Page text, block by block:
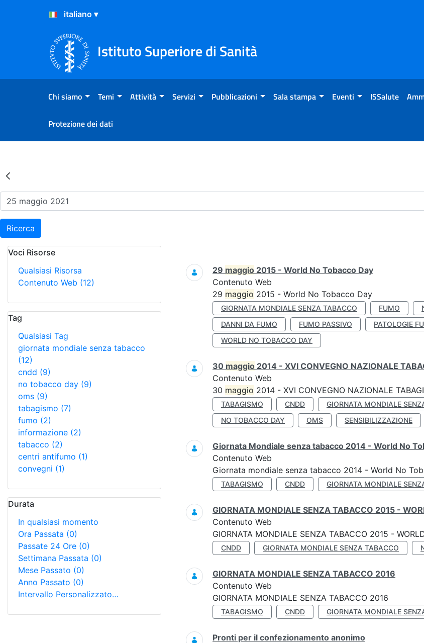
Salta al Contenuto
Salta al Footer
Istituto Superiore di Sanità
Chi siamo Temi Attività Servizi Pubblicazioni Sala stampa Eventi ISSalute
Protezione dei dati
Risultati della Ricerca - Eventi
Ricerca
Voci Risorse
Qualsiasi Risorsa
Contenuto Web (12)
Tag
Qualsiasi Tag
giornata mondiale senza tabacco
(12)
cndd (9)
no tobacco day (9)
oms (9)
tabagismo (7)
fumo (2)
informazione (2)
tabacco (2)
centri antifumo (1)
convegni (1)
Durata
In qualsiasi momento
Ora Passata (0)
Passate 24 Ore (0)
Settimana Passata (0)
Mese Passato (0)
Anno Passato (0)
Intervallo Personalizzato…
Ricerca
29 maggio 2015 - World No Tobacco Day
Contenuto Web
29 maggio 2015 - World No Tobacco Day
GIORNATA MONDIALE SENZA TABACCO FUMO
DANNI DA FUMO
FUMO PASSIVO PATOLOGIE
WORLD NO TOBACCO DAY
30 maggio 2014 - XVI CONVEGNO NAZIONALE
Contenuto Web
30 maggio 2014 - XVI CONVEGNO NAZIONALE
TABAGISMO CNDD GIORNATA MONDIALE
NO TOBACCO DAY
OMS SENSIBILIZZAZIONE
Giornata Mondiale senza tabacco 2014 - World No
Contenuto Web
Giornata mondiale senza tabacco 2014 - World No
TABAGISMO CNDD GIORNATA MONDIALE
GIORNATA MONDIALE SENZA TABACCO 2015 -
Contenuto Web
GIORNATA MONDIALE SENZA TABACCO 2015 -
CNDD GIORNATA MONDIALE SENZA TABACCO
GIORNATA MONDIALE SENZA TABACCO 2016
Contenuto Web
GIORNATA MONDIALE SENZA TABACCO 2016
TABAGISMO CNDD GIORNATA MONDIALE
Pronti per il confezionamento anonimo